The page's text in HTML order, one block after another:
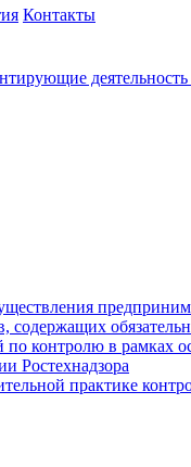
Контакты
содержащих
контролю в рамках
Ростехнадзора
практике